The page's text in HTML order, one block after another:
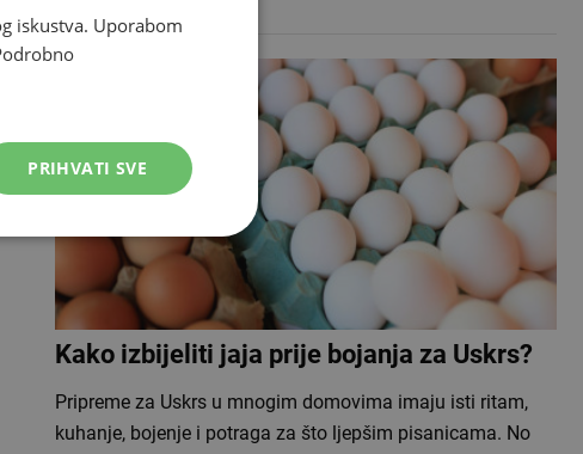
Kako izbijeliti jaja prije bojanja za Uskrs?
Pripreme za Uskrs u mnogim domovima imaju isti ritam,
kuhanje, bojenje i potraga za što ljepšim pisanicama. No
iskustva. Uporabom
PRIHVATI SVE